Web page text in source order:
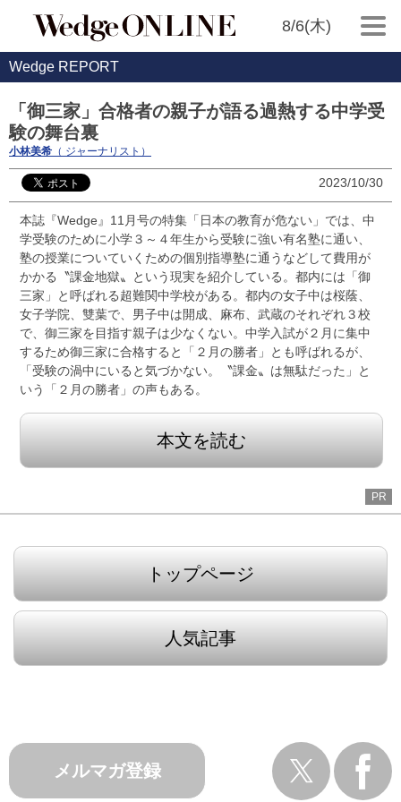
8/6(木)
Wedge REPORT
「御三家」合格者の親子が語る過熱する中学受
験の舞台裏
小林美希 （ ジャーナリスト）
2023/10/30
本誌『Wedge』11月号の特集「日本の教育が危ない」では、中
学受験のために小学３～４年生から受験に強い有名塾に通い、
塾の授業についていくための個別指導塾に通うなどして費用が
かかる〝課金地獄〟という現実を紹介している。都内には「御
三家」と呼ばれる超難関中学校がある。都内の女子中は桜蔭、
女子学院、雙葉で、男子中は開成、麻布、武蔵のそれぞれ３校
で、御三家を目指す親子は少なくない。中学入試が２月に集中
するため御三家に合格すると「２月の勝者」とも呼ばれるが、
「受験の渦中にいると気づかない。〝課金〟は無駄だった」と
いう「２月の勝者」の声もある。
本文を読む
PR
トップページ
人気記事
メルマガ登録